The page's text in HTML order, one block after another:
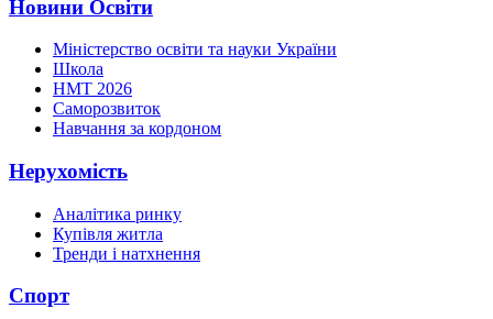
Новини Освіти
Міністерство освіти та науки України
Школа
НМТ 2026
Саморозвиток
Навчання за кордоном
Нерухомість
Аналітика ринку
Купівля житла
Тренди і натхнення
Спорт